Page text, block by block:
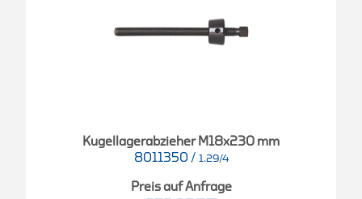
Kugellagerabzieher M18x230 mm
8011350 / 1.29/4
Preis auf Anfrage